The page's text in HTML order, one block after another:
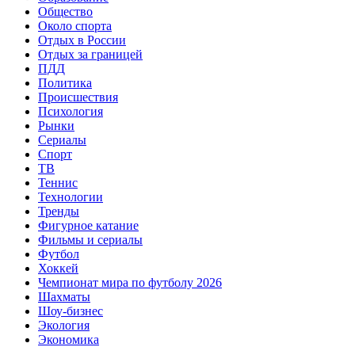
Общество
Около спорта
Отдых в России
Отдых за границей
ПДД
Политика
Происшествия
Психология
Рынки
Сериалы
Спорт
ТВ
Теннис
Технологии
Тренды
Фигурное катание
Фильмы и сериалы
Футбол
Хоккей
Чемпионат мира по футболу 2026
Шахматы
Шоу-бизнес
Экология
Экономика